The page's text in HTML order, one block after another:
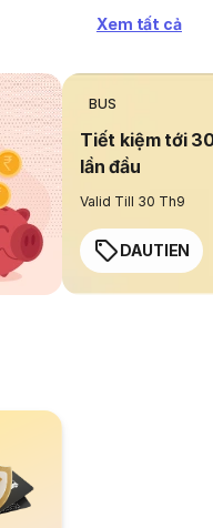
Xem tất cả
BUS
Tiết kiệm tới
lần đầu
Valid Till 30 Th9
DAUTIEN